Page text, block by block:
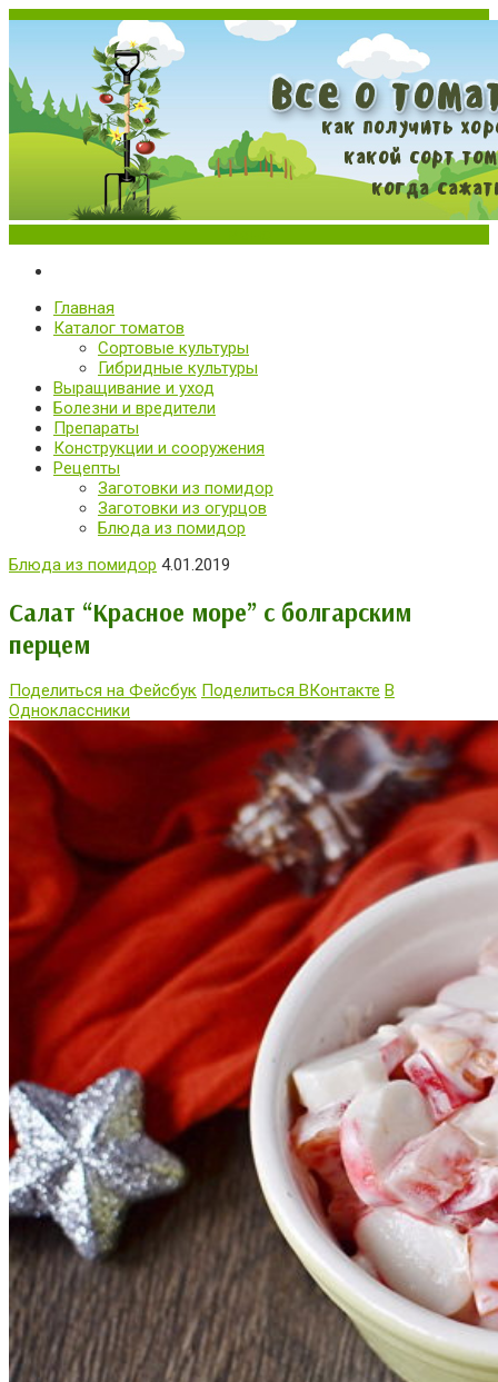
Все о томатах. Выращивание томатов. Сорта и рассада.
Выращивание и уход за томатами
Главная
Каталог томатов
Сортовые культуры
Гибридные культуры
Выращивание и уход
Болезни и вредители
Препараты
Конструкции и сооружения
Рецепты
Заготовки из помидор
Заготовки из огурцов
Блюда из помидор
Блюда из помидор 4.01.2019
Салат “Красное море” с болгарским
перцем
Поделиться на Фейсбук Поделиться ВКонтакте В
Одноклассники